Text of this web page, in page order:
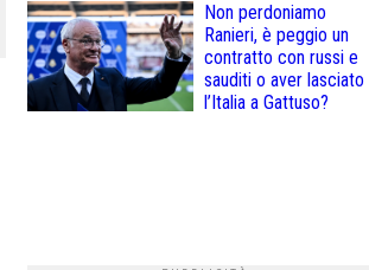
Non perdoniamo
Ranieri, è peggio un
contratto con russi e
sauditi o aver lasciato
l’Italia a Gattuso?